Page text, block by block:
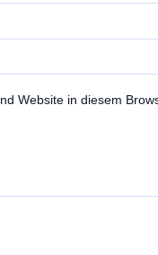
Website in diesem